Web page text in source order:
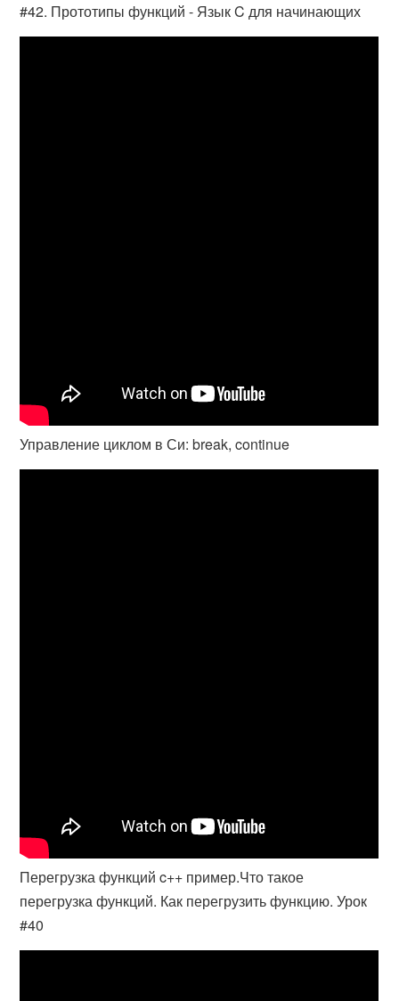
#42. Прототипы функций - Язык C для начинающих
Управление циклом в Си: break, continue
Перегрузка функций c++ пример.Что такое
перегрузка функций. Как перегрузить функцию. Урок
#40